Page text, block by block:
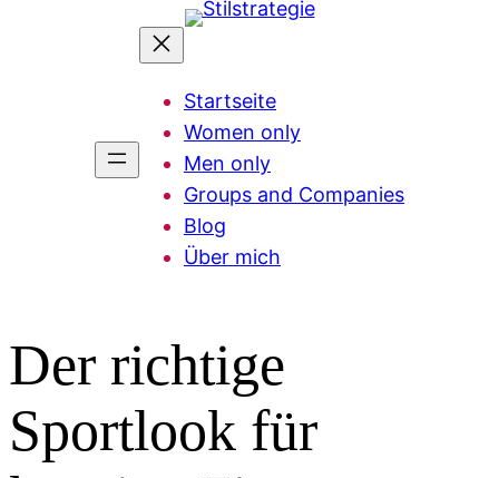
Startseite
Women only
Men only
Groups and Companies
Blog
Über mich
Der richtige
Sportlook für